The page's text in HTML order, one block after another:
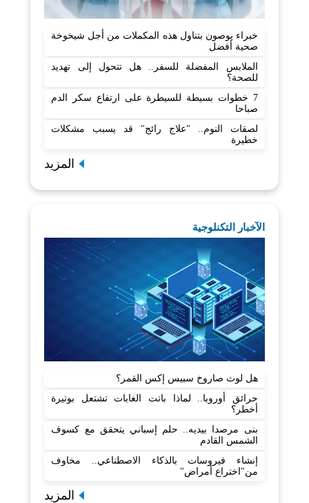
خبراء يوصون بتناول هذه المكملات من أجل شيخوخة
صحية أفضل
الملابس المفضلة للسفر.. هل تتحول إلى تهديد
للصحة؟
7 خطوات بسيطة للسيطرة على ارتفاع سكر الدم
صباحا
لصقات النوم.. "علاج رائج" قد يسبب مشكلات
خطيرة
المزيد
الآخبار التكنلوجية
هل لوث صاروخ سبيس إكس القمر؟
حرائق أوروبا.. لماذا باتت الغابات تشتعل بوتيرة
أخطر؟
بنى مرصدا بيديه.. حلم إسباني يتحقق مع كسوف
الشمس القادم
إنشاء فيروسات بالذكاء الاصطناعي.. مخاوف
من"اختراع أمراض"
المزيد